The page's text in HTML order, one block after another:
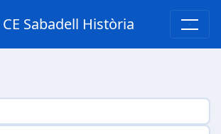
CE Sabadell Història